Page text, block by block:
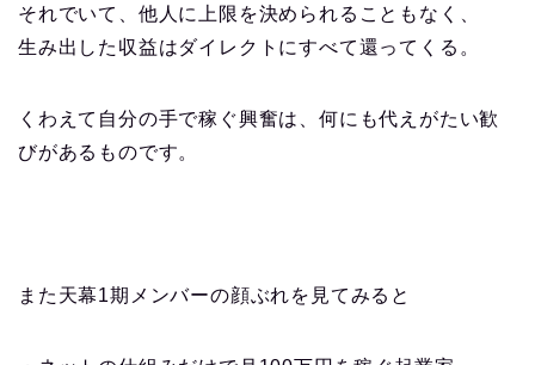
それでいて、他人に上限を決められることもなく、
生み出した収益はダイレクトにすべて還ってくる。
くわえて自分の手で稼ぐ興奮は、何にも代えがたい歓
びがあるものです。
また天幕1期メンバーの顔ぶれを見てみると